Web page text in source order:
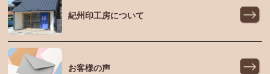
紀州印工房について
お客様の声